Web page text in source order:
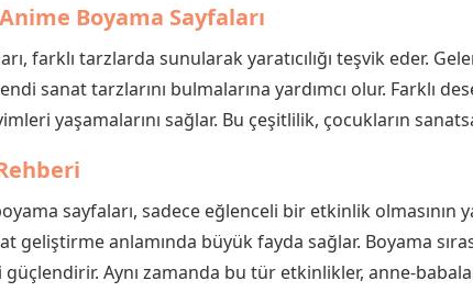
Boyama Sayfaları
farklı tarzlarda sunularak yaratıcılığı teşvik eder.
sanat tarzlarını bulmalarına yardımcı olur. Farklı
yaşamalarını sağlar. Bu çeşitlilik, çocukların
sayfaları, sadece eğlenceli bir etkinlik olmasının
geliştirme anlamında büyük fayda sağlar. Boyama
Aynı zamanda bu tür etkinlikler, anne-